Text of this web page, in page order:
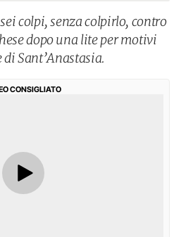
colpi, senza colpirlo, contro
dopo una lite per motivi
Sant’Anastasia.
CONSIGLIATO